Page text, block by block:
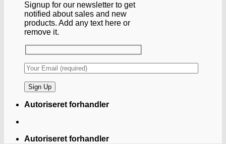
Signup for our newsletter to get
notified about sales and new
products. Add any text here or
remove it.
Autoriseret forhandler
Autoriseret forhandler